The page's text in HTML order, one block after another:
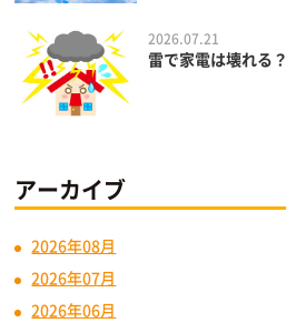
2026.07.21
雷で家電は壊れる？
アーカイブ
2026年08月
2026年07月
2026年06月